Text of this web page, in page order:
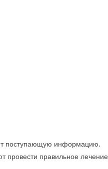
поступающую информацию.
правильное лечение